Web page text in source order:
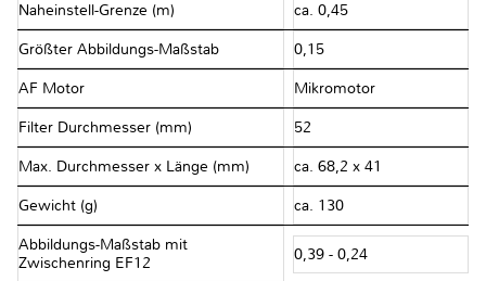
Naheinstell-Grenze (m) ca. 0,45
Größter Abbildungs-Maßstab 0,15
AF Motor Mikromotor
Filter Durchmesser (mm) 52
Max. Durchmesser x Länge (mm) ca. 68,2 x 41
Gewicht (g) ca. 130
Abbildungs-Maßstab mit
Zwischenring EF12
0,39 - 0,24